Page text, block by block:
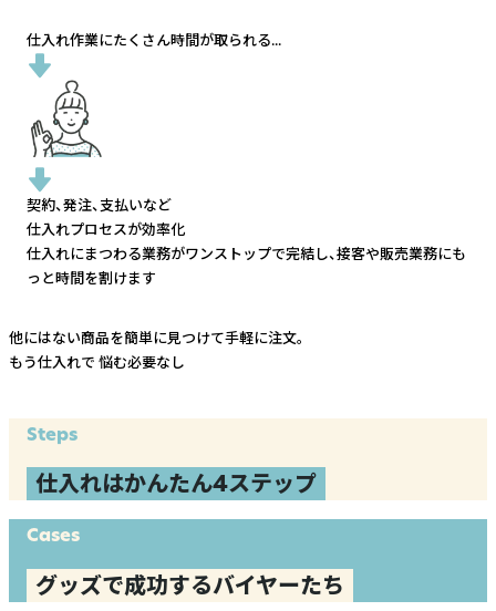
仕入れ作業にたくさん時間が取られる...
契約、発注、支払いなど
仕入れプロセスが効率化
仕入れにまつわる業務がワンストップで完結し、接客や販売業務にも
っと時間を割けます
他にはない商品を簡単に見つけて手軽に注文。
もう仕入れで 悩む必要なし
Steps
仕入れはかんたん4ステップ
Cases
グッズで成功するバイヤーたち